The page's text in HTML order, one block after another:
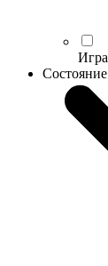
Игра
Состояние